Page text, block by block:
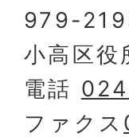
979-
小高区役
電話
ファクス